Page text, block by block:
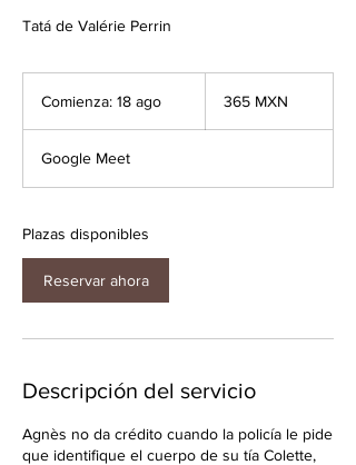
Tatá de Valérie Perrin
Comienza: 18 ago
e
mexicanos
365 MXN
Google Meet
Plazas disponibles
Reservar ahora
Descripción del servicio
Agnès no da crédito cuando la policía le pide
que identifique el cuerpo de su tía Colette,